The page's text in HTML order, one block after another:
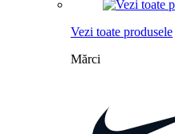
Vezi toate produsele
Mărci